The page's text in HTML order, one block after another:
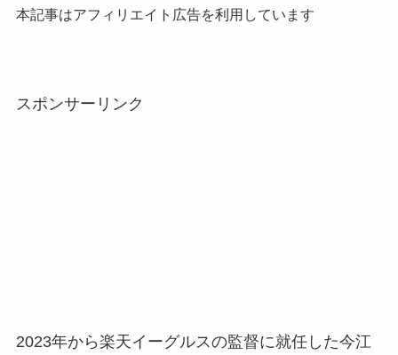
本記事はアフィリエイト広告を利用しています
スポンサーリンク
2023年から楽天イーグルスの監督に就任した今江